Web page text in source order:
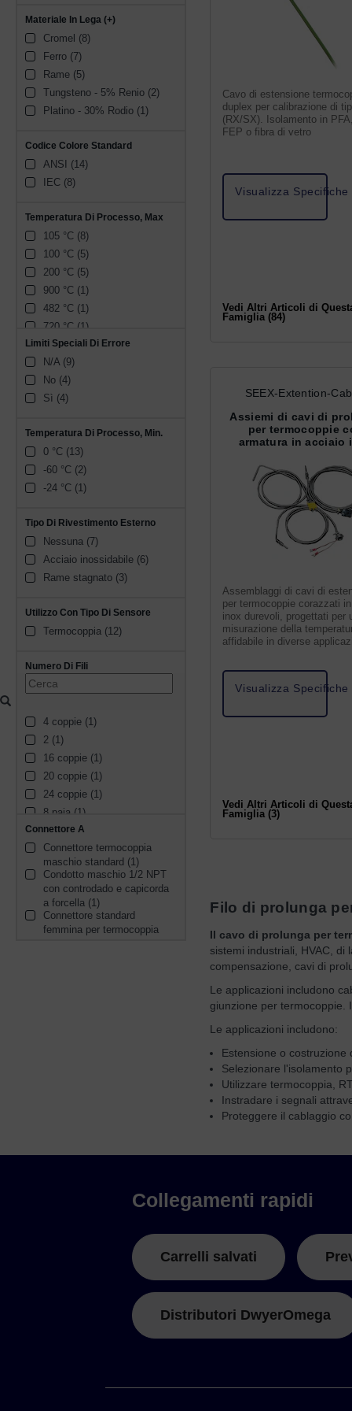
2,2 x 3,3 mm (1)
2,5 x 3,3 mm (1)
0,148 x 0,226 pollici (1)
0,10 x 0,13 pollici (1)
0,16 x 0,20 pollici (1)
4,1 x 5,6 mm (1)
0,12 x 0,17 pollici (1)
1,9 x 3,0 mm (1)
0,118 x 0,195 pollici (1)
0,19 x 0,27 pollici (1)
0,075 x 0,120 pollici (1)
3,8 x 5,7 mm (1)
0,225 pollici (1)
0,085 x 0,152 pollici (1)
Materiale In Lega (+)
Cromel (8)
Ferro (7)
Rame (5)
Tungsteno - 5% Renio (2)
Platino - 30% Rodio (1)
Codice Colore Standard
ANSI (14)
IEC (8)
Temperatura Di Processo, Max
105 °C (8)
100 °C (5)
200 °C (5)
900 °C (1)
482 °C (1)
720 °C (1)
Limiti Speciali Di Errore
N/A (9)
No (4)
Sì (4)
Temperatura Di Processo, Min.
0 °C (13)
-60 °C (2)
-24 °C (1)
Tipo Di Rivestimento Esterno
Nessuna (7)
Acciaio inossidabile (6)
Rame stagnato (3)
Utilizzo Con Tipo Di Sensore
Termocoppia (12)
Numero Di Fili
4 coppie (1)
2 (1)
16 coppie (1)
20 coppie (1)
24 coppie (1)
8 paia (1)
12 coppie (1)
2 paia (1)
Connettore A
Connettore termocoppia
maschio standard (1)
Condotto maschio 1/2 NPT
con controdado e capicorda
a forcella (1)
Connettore standard
femmina per termocoppia
Cavo di estensione
duplex per calibrazione di
(RX/SX). Isolamento in
FEP o fibra di vetro
Visualizza Specifiche
Vedi Altri Articoli di
Famiglia (84)
SEEX-Extention-
Assiemi di cavi di
per termocoppie
armatura in acciaio
Assemblaggi di cavi di
per termocoppie corazzati
inox durevoli, progettati per
misurazione della
affidabile in diverse
Visualizza Specifiche
Vedi Altri Articoli di
Famiglia (3)
Filo di prolunga
Il cavo di prolunga per
sistemi industriali, HVAC,
compensazione, cavi di
Le applicazioni includono
giunzione per termocoppie.
Le applicazioni includono:
Estensione o
Selezionare l'isolamento
Utilizzare termocoppia,
Instradare i segnali
Proteggere il cablaggio
Collegamenti rapidi
Carrelli salvati
Distributori DwyerOmega